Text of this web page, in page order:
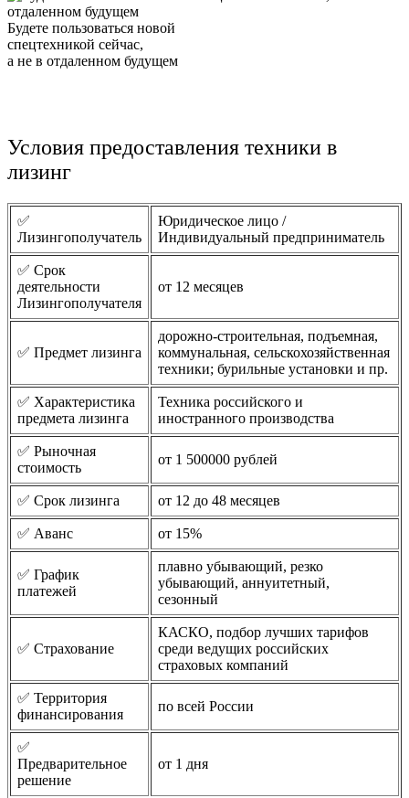
Будете пользоваться новой
спецтехникой сейчас,
а не в отдаленном будущем
Условия предоставления техники в
лизинг
✅
Лизингополучатель
Юридическое лицо /
Индивидуальный предприниматель
✅ Срок
деятельности
Лизингополучателя
от 12 месяцев
✅ Предмет лизинга
дорожно-строительная, подъемная,
коммунальная, сельскохозяйственная
техники; бурильные установки и пр.
✅ Характеристика
предмета лизинга
Техника российского и
иностранного производства
✅ Рыночная
стоимость
от 1 500000 рублей
✅ Срок лизинга от 12 до 48 месяцев
✅ Аванс от 15%
✅ График
платежей
плавно убывающий, резко
убывающий, аннуитетный,
сезонный
✅ Страхование
КАСКО, подбор лучших тарифов
среди ведущих российских
страховых компаний
✅ Территория
финансирования
по всей России
✅
Предварительное
решение
от 1 дня